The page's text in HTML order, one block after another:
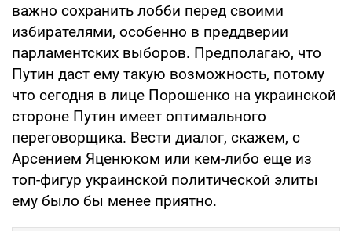
важно сохранить лобби перед своими
избирателями, особенно в преддверии
парламентских выборов. Предполагаю, что
Путин даст ему такую возможность, потому
что сегодня в лице Порошенко на украинской
стороне Путин имеет оптимального
переговорщика. Вести диалог, скажем, с
Арсением Яценюком или кем-либо еще из
топ-фигур украинской политической элиты
ему было бы менее приятно.